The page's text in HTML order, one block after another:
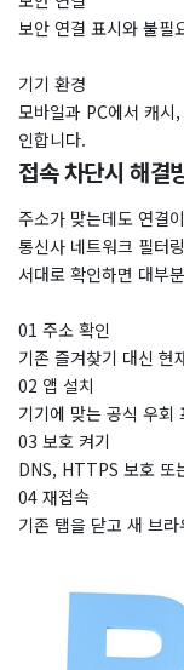
보안 연결 표시와 불필
기기 환경
모바일과 PC에서 캐
인합니다.
접속 차단시 해결
주소가 맞는데도 연결
통신사 네트워크 필터
서대로 확인하면 대부
01 주소 확인
기존 즐겨찾기 대신 현
02 앱 설치
기기에 맞는 공식 우회
03 보호 켜기
DNS, HTTPS 보호 또
04 재접속
기존 탭을 닫고 새 브